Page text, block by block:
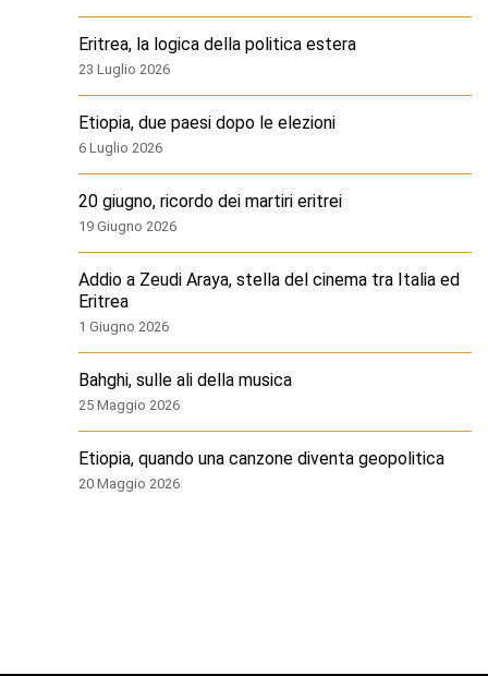
Eritrea, la logica della politica estera
23 Luglio 2026
Etiopia, due paesi dopo le elezioni
6 Luglio 2026
20 giugno, ricordo dei martiri eritrei
19 Giugno 2026
Addio a Zeudi Araya, stella del cinema tra Italia ed
Eritrea
1 Giugno 2026
Bahghi, sulle ali della musica
25 Maggio 2026
Etiopia, quando una canzone diventa geopolitica
20 Maggio 2026